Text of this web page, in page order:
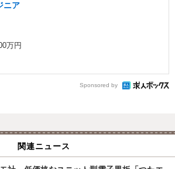
ニア
万円
Sponsored by
関連ニュース